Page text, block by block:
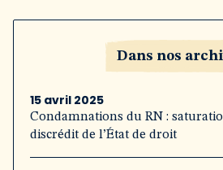
Dans nos
15 avril 2025
Condamnations du RN :
discrédit de l’État de droit